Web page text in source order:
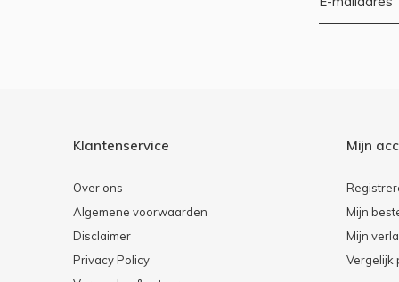
Klantenservice
Over ons
Algemene voorwaarden
Disclaimer
Privacy Policy
Mijn
Mijn
Mijn
Vergelijk